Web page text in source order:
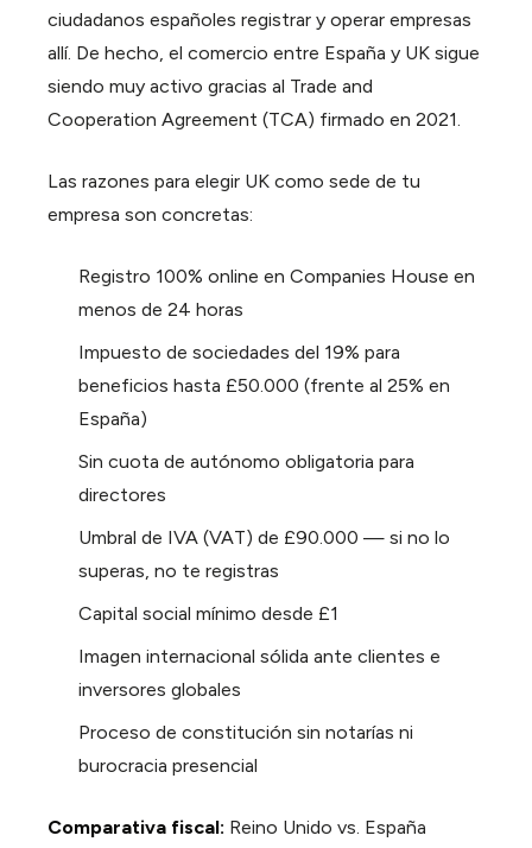
ciudadanos españoles registrar y operar empresas
allí. De hecho, el comercio entre España y UK sigue
siendo muy activo gracias al Trade and
Cooperation Agreement (TCA) firmado en 2021.
Las razones para elegir UK como sede de tu
empresa son concretas:
Registro 100% online en Companies House en
menos de 24 horas
Impuesto de sociedades del 19% para
beneficios hasta £50.000 (frente al 25% en
España)
Sin cuota de autónomo obligatoria para
directores
Umbral de IVA (VAT) de £90.000 — si no lo
superas, no te registras
Capital social mínimo desde £1
Imagen internacional sólida ante clientes e
inversores globales
Proceso de constitución sin notarías ni
burocracia presencial
Comparativa fiscal: Reino Unido vs. España